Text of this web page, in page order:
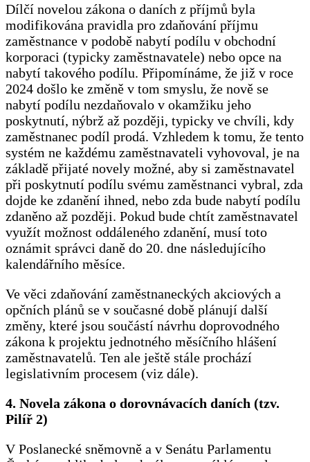
Dílčí novelou zákona o daních z příjmů byla
modifikována pravidla pro zdaňování příjmu
zaměstnance v podobě nabytí podílu v obchodní
korporaci (typicky zaměstnavatele) nebo opce na
nabytí takového podílu. Připomínáme, že již v roce
2024 došlo ke změně v tom smyslu, že nově se
nabytí podílu nezdaňovalo v okamžiku jeho
poskytnutí, nýbrž až později, typicky ve chvíli, kdy
zaměstnanec podíl prodá. Vzhledem k tomu, že tento
systém ne každému zaměstnavateli vyhovoval, je na
základě přijaté novely možné, aby si zaměstnavatel
při poskytnutí podílu svému zaměstnanci vybral, zda
dojde ke zdanění ihned, nebo zda bude nabytí podílu
zdaněno až později. Pokud bude chtít zaměstnavatel
využít možnost oddáleného zdanění, musí toto
oznámit správci daně do 20. dne následujícího
kalendářního měsíce.
Ve věci zdaňování zaměstnaneckých akciových a
opčních plánů se v současné době plánují další
změny, které jsou součástí návrhu doprovodného
zákona k projektu jednotného měsíčního hlášení
zaměstnavatelů. Ten ale ještě stále prochází
legislativním procesem (viz dále).
4. Novela zákona o dorovnávacích daních (tzv.
Pilíř 2)
V Poslanecké sněmovně a v Senátu Parlamentu